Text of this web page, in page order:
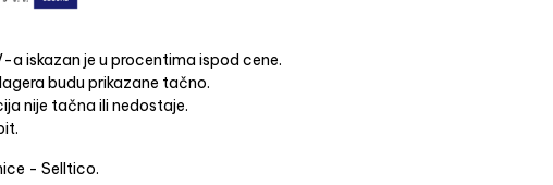
iskazan je u procentima ispod cene.
budu prikazane tačno.
nije tačna ili nedostaje.
- Selltico.